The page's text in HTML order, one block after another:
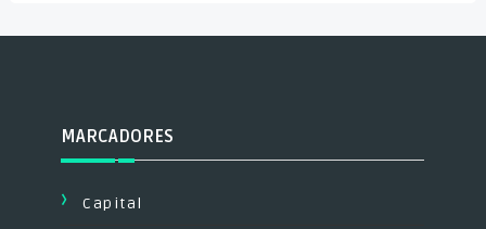
MARCADORES
Capital